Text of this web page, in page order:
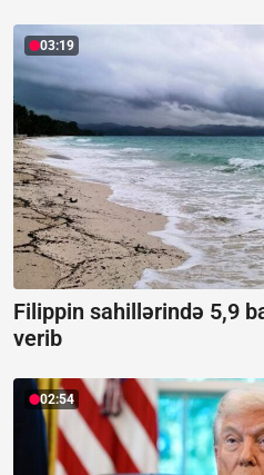
03:19
Filippin sahillərində 5,9
verib
02:54